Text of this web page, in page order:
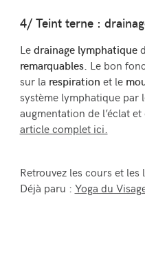
4/ Teint terne :
Ledrainage lymphatique
remarquables. Le bon
sur la respiration et le
système lymphatique par
augmentation de l’éclat
article complet ici.
Retrouvez les cours et
Déjà paru :Yoga du